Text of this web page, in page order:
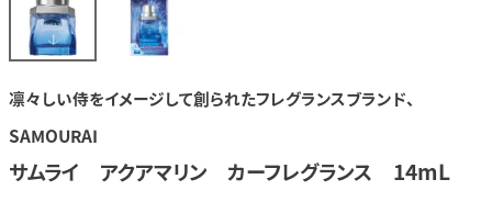
凛々しい侍をイメージして創られたフレグランスブランド、
SAMOURAI
サムライ アクアマリン カーフレグランス 14mL